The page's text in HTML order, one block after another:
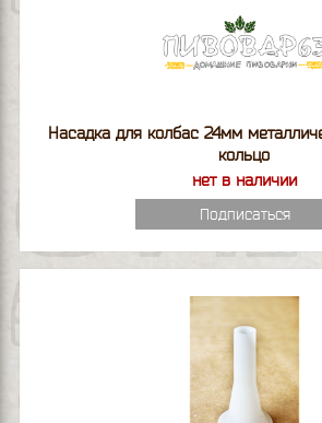
Насадка для колбас 24мм
кольцо
нет в наличии
Подписаться